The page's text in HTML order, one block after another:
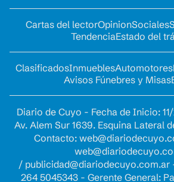
Cartas del lectorOpinionSociales
TendenciaEstado del
ClasificadosInmueblesAutomotores
Avisos Fúnebres y Misas
Diario de Cuyo - Fecha de Inicio:
Av. Alem Sur 1639. Esquina Lateral
Contacto:
/ publicidad@diariodecuyo.com.ar
264 5045343 - Gerente General: